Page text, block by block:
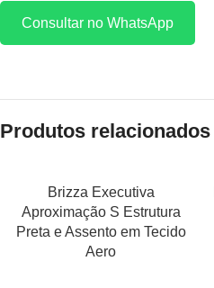
Consultar no WhatsApp
Produtos relacionados
Brizza Executiva
Aproximação S Estrutura
Preta e Assento em Tecido
Aero